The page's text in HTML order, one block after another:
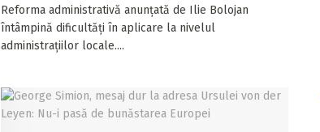
Reforma administrativă anunțată de Ilie Bolojan
întâmpină dificultăți în aplicare la nivelul
administrațiilor locale....